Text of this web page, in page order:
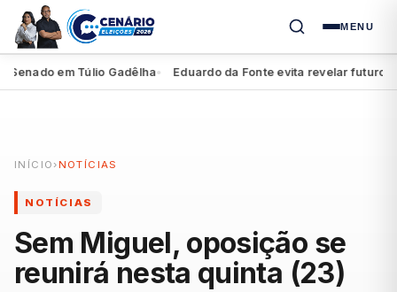
MENU
em Túlio Gadêlha● Eduardo da Fonte evita revelar futuro de
INÍCIO › NOTÍCIAS
NOTÍCIAS
Sem Miguel, oposição se
reunirá nesta quinta (23)